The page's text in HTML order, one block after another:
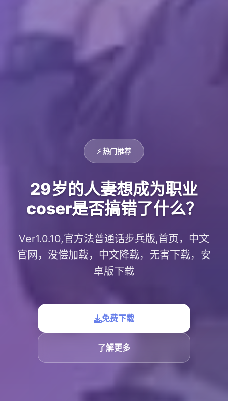
⚡ 热门推荐
29岁的人妻想成为职业
coser是否搞错了什么？
Ver1.0.10,官方法普通话步兵版,首页，中文
官网，没偿加载，中文降载，无害下载，安
卓版下载
免费下载
了解更多